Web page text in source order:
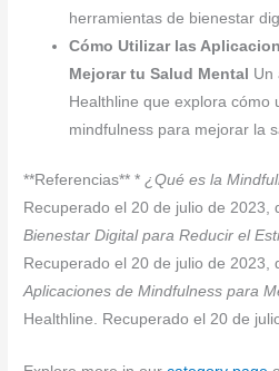
herramientas de bienestar
Cómo Utilizar las
Mejorar tu Salud Mental Un
Healthline que explora cómo
mindfulness para mejorar la
**Referencias** *¿Qué es la
Recuperado el 20 de julio de 2023,
Bienestar Digital para Reducir el
Recuperado el 20 de julio de 2023,
Aplicaciones de Mindfulness para
Healthline. Recuperado el 20 de